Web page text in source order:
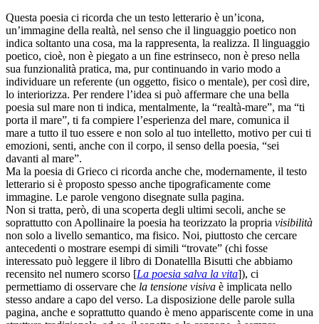
Questa poesia ci ricorda che un testo letterario è un’icona,
un’immagine della realtà, nel senso che il linguaggio poetico non
indica soltanto una cosa, ma la rappresenta, la realizza. Il linguaggio
poetico, cioè, non è piegato a un fine estrinseco, non è preso nella
sua funzionalità pratica, ma, pur continuando in vario modo a
individuare un referente (un oggetto, fisico o mentale), per così dire,
lo interiorizza. Per rendere l’idea si può affermare che una bella
poesia sul mare non ti indica, mentalmente, la “realtà-mare”, ma “ti
porta il mare”, ti fa compiere l’esperienza del mare, comunica il
mare a tutto il tuo essere e non solo al tuo intelletto, motivo per cui ti
emozioni, senti, anche con il corpo, il senso della poesia, “sei
davanti al mare”.
Ma la poesia di Grieco ci ricorda anche che, modernamente, il testo
letterario si è proposto spesso anche tipograficamente come
immagine. Le parole vengono disegnate sulla pagina.
Non si tratta, però, di una scoperta degli ultimi secoli, anche se
soprattutto con Apollinaire la poesia ha teorizzato la propria visibilità
non solo a livello semantico, ma fisico. Noi, piuttosto che cercare
antecedenti o mostrare esempi di simili “trovate” (chi fosse
interessato può leggere il libro di Donatellla Bisutti che abbiamo
recensito nel numero scorso [La poesia salva la vita]), ci
permettiamo di osservare che la tensione visiva è implicata nello
stesso andare a capo del verso. La disposizione delle parole sulla
pagina, anche e soprattutto quando è meno appariscente come in una